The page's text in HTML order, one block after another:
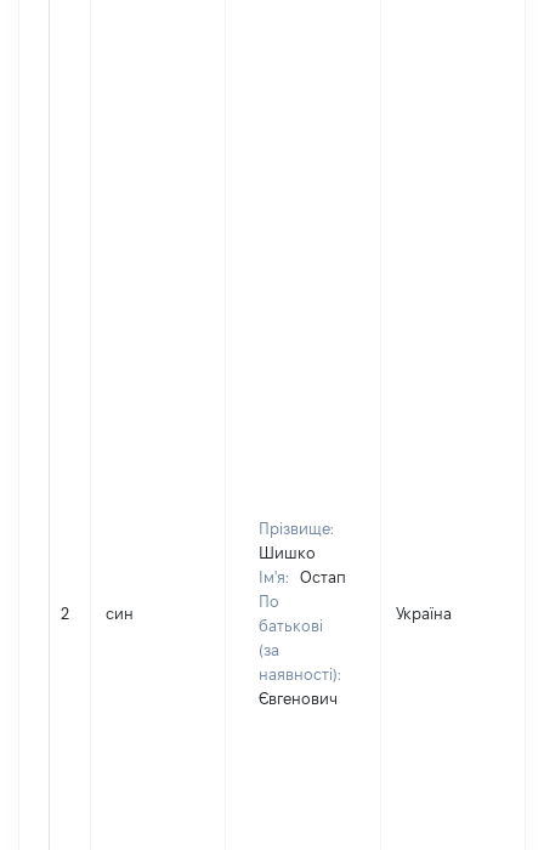
2 син
Прізвище:
Шишко
Ім'я:
Остап
По
батькові
(за
наявності):
Євгенович
Україна